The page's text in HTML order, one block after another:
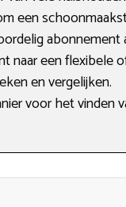
een
abonnement
naar een flexibele
en vergelijken.
voor het vinden